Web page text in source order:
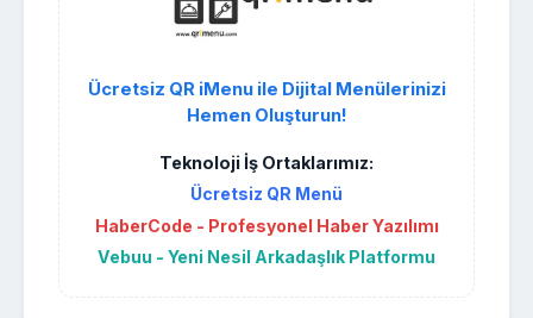
Ücretsiz QR iMenu ile Dijital Menülerinizi
Hemen Oluşturun!
Teknoloji İş Ortaklarımız:
Ücretsiz QR Menü
HaberCode - Profesyonel Haber Yazılımı
Vebuu - Yeni Nesil Arkadaşlık Platformu